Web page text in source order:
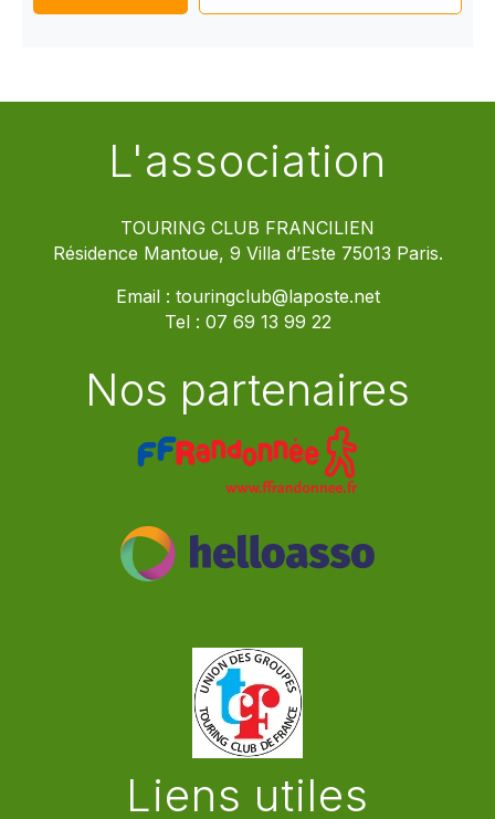
L'association
TOURING CLUB FRANCILIEN
Résidence Mantoue, 9 Villa d’Este 75013 Paris.
Email : touringclub@laposte.net
Tel : 07 69 13 99 22
Nos partenaires
Liens utiles